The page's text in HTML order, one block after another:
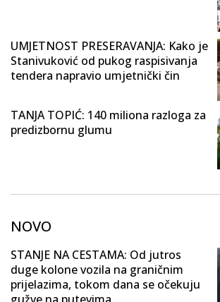
UMJETNOST PRESERAVANJA: Kako je
Stanivuković od pukog raspisivanja
tendera napravio umjetnički čin
TANJA TOPIĆ: 140 miliona razloga za
predizbornu glumu
NOVO
STANJE NA CESTAMA: Od jutros
duge kolone vozila na graničnim
prijelazima, tokom dana se očekuju